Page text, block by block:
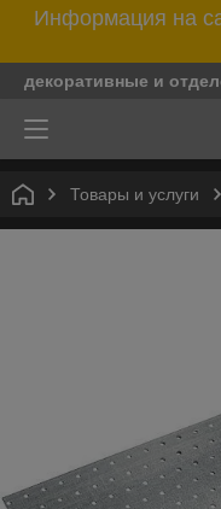
Информация на
декоративные и
Товары и услуги